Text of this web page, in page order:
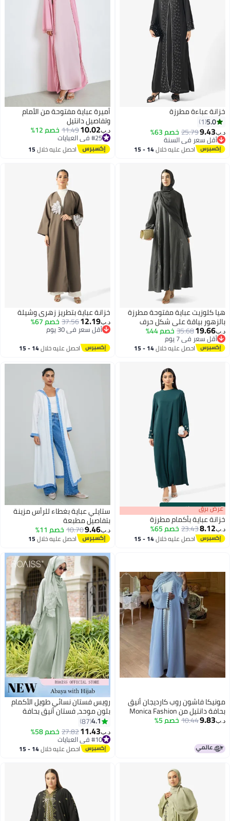
خزانة عباءة مطرزة
5.0
1
د.ب‏9.43
25.79خصم 63%
أقل سعر في السنة
أقل سعر في السنة
احصل عليه خلال 14 - 15
أميرة عباية مفتوحة من الأمام
وتفاصيل دانتيل
د.ب‏10.02
11.49خصم 12%
#25 في العبايات
#25 في العبايات احصل عليه خلال15
هيا كلوزيت عباية مفتوحة مطرزة
بالزهور بياقة على شكل حرف
د.ب‏19.66
35.68خصم 44%
أقل سعر في 7 يوم
أقل سعر في 7 يوماحصل عليه خلال 14 - 15
خزانة عباية بتطريز زهري وشيلة
د.ب‏12.19
37.56خصم 67%
أقل سعر في 30 يوم
أقل سعر في 30 يوم
احصل عليه خلال 14 - 15
00m:00s
·باقي 100% عرض برق
خزانة عباية بأكمام مطرزة
د.ب‏8.12
23.43خصم 65%
احصل عليه خلال 14 - 15
ستايلي عباية بغطاء للرأس مزينة
بتفاصيل مطبعة
د.ب‏9.46
10.70خصم 11%
احصل عليه خلال15
مونيكا فاشون روب كارديجان أنيق
بحافة دانتيل من Monica Fashion
مع وشاح رأس - مجموعة ربيع 2026
د.ب‏9.83
10.44خصم 5%
رويس فستان نسائي طويل الأكمام
بلون موحد، فستان أنيق بحافة
واسعة متدفقة وخصر عالٍ، مناسب
للإطلالات الكاجوال والمناسبات
الخاصة، لون أحمر فاتح وأخضر فاتح
4.1
87
د.ب‏11.43
27.82خصم 58%
#10 في العبايات
#10 في العبايات احصل عليه خلال 14 - 15